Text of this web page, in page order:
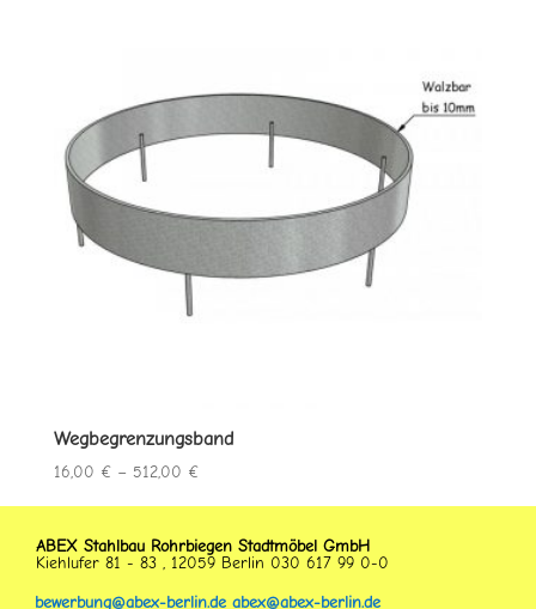
Wegbegrenzungsband
16,00 € – 512,00 €Preisspanne:
512,00 €
ABEX Stahlbau Rohrbiegen Stadtmöbel GmbH
Kiehlufer 81 - 83 , 12059 Berlin 030 617 99 0-0
bewerbung@abex-berlin.de abex@abex-berlin.de